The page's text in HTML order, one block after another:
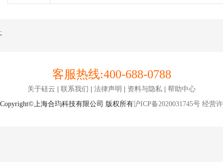
;
客服热线:400-688-0788
关于硅云 | 联系我们 | 法律声明 | 资料与隐私 | 帮助中心
Copyright©上海合玙科技有限公司 版权所有沪ICP备2020031745号 经营